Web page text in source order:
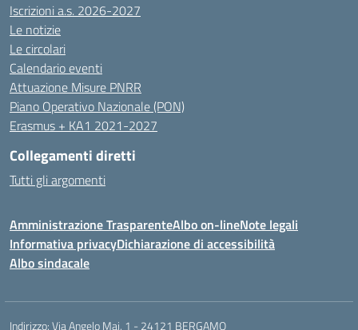
Iscrizioni a.s. 2026-2027
Le notizie
Le circolari
Calendario eventi
Attuazione Misure PNRR
Piano Operativo Nazionale (PON)
Erasmus + KA1 2021-2027
Collegamenti diretti
Tutti gli argomenti
Amministrazione TrasparenteAlbo on-lineNote legali
Informativa privacyDichiarazione di accessibilità
Albo sindacale
Indirizzo:Via Angelo Maj, 1 - 24121 BERGAMO